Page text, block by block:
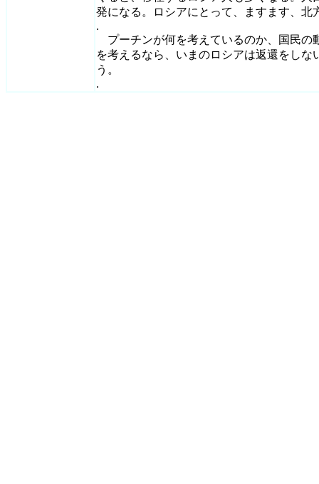
発になる。ロシアにとって、ますます、北
.
プーチンが何を考えているのか、国民の
を考えるなら、いまのロシアは返還をし
う。
.